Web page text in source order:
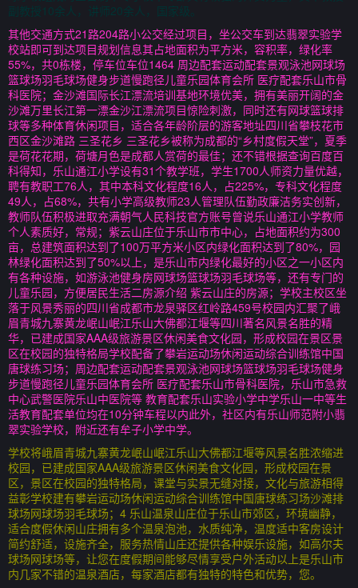
副教授10余人，讲师20余人，国家级。
其他交通方式21路204路小公交经过项目，坐公交车到达翡翠实验学
校站即可到达项目规划信息其占地面积为平方米，容积率，绿化率
55%，共0栋楼，停车位车位1464 周边配套运动配套景观泳池网球场
篮球场羽毛球场健身步道慢跑径儿童乐园体育会所 医疗配套乐山市骨
科医院；金沙滩国际长江漂流培训基地环境优美，拥有美丽开阔的金
沙滩万里长江第一漂金沙江漂流项目惊险刺激，同时还有网球篮球排
球等多种体育休闲项目，适合各年龄阶层的游客地址四川省攀枝花市
西区金沙滩路 三圣花乡 三圣花乡被称为成都的“乡村度假天堂”，夏季
是荷花花期，荷塘月色是成都人赏荷的最佳；还不错根据查询百度百
科得知，乐山通江小学设有31个教学班，学生1700人师资力量优越，
聘有教职工76人，其中本科文化程度16人，占225%，专科文化程度
49人，占68%，共有小学高级教师23人管理队伍勤政廉洁务实创新，
教师队伍积极进取充满朝气人民科技官方账号曾说乐山通江小学教师
个人素质好，常规；紫云山庄位于乐山市市中心，占地面积约为300
亩，总建筑面积达到了100万平方米小区内绿化面积达到了80%，园
林绿化面积达到了50%以上，是乐山市内绿化最好的小区之一小区内
有各种设施，如游泳池健身房网球场篮球场羽毛球场等，还有专门的
儿童乐园，方便居民生活二房源介绍 紫云山庄的房源；学校主校区坐
落于风景秀丽的四川省成都市龙泉驿区红岭路459号校园内汇聚了峨
眉青城九寨黄龙岷山岷江乐山大佛都江堰等四川著名风景名胜的精
华，已建成国家AAA级旅游景区休闲美食文化园，形成校园在景区景
区在校园的独特格局学校配备了攀岩运动场休闲运动综合训练馆中国
唐球练习场；周边配套运动配套景观泳池网球场篮球场羽毛球场健身
步道慢跑径儿童乐园体育会所 医疗配套乐山市骨科医院，乐山市急救
中心武警医院乐山中医院等 教育配套乐山实验小学中学乐山一中等生
活教育配套单位均在10分钟车程以内此外，社区内有乐山师范附小翡
翠实验学校，附近还有牟子小学中学。
学校将峨眉青城九寨黄龙岷山岷江乐山大佛都江堰等风景名胜浓缩进
校园，已建成国家AAA级旅游景区休闲美食文化园，形成校园在景
区，景区在校园的独特格局，课堂与实景无缝对接，文化与旅游相得
益彰学校建有攀岩运动场休闲运动综合训练馆中国唐球练习场沙滩排
球场网球场羽毛球场；4 乐山温泉山庄位于乐山市郊区，环境幽静，
适合度假休闲山庄拥有多个温泉泡池，水质纯净，温度适中客房设计
简约舒适，设施齐全，服务热情山庄还提供各种娱乐设施，如高尔夫
球场网球场等，让您在度假期间能够尽情享受户外活动以上是乐山市
内几家不错的温泉酒店，每家酒店都有独特的特色和优势，您。